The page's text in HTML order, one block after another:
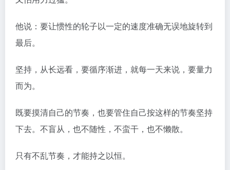
他说：要让惯性的轮子以一定的速度准确无误地旋转到
最后。
坚持，从长远看，要循序渐进，就每一天来说，要量力
而为。
既要摸清自己的节奏，也要管住自己按这样的节奏坚持
下去。不盲从，也不随性，不蛮干，也不懒散。
只有不乱节奏，才能持之以恒。